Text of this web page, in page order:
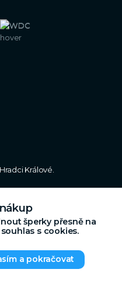
šperky přesně na
s cookies.
a pokračovat